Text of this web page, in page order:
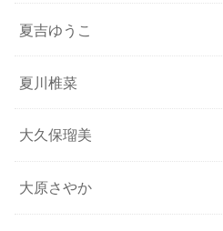
夏吉ゆうこ
夏川椎菜
大久保瑠美
大原さやか